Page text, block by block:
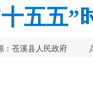
五五”
：苍溪县人民政府